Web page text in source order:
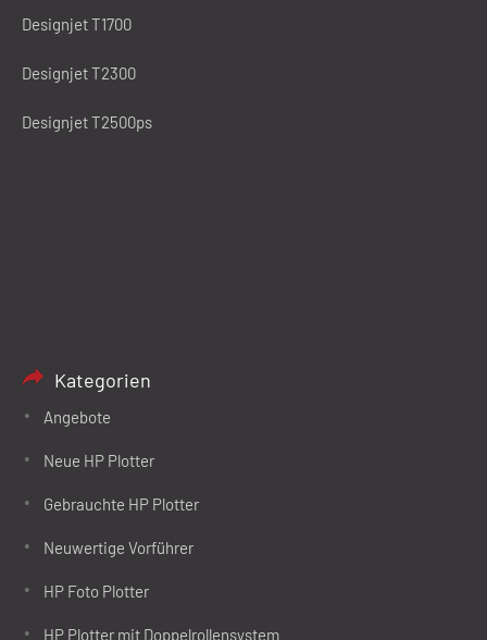
Designjet T1700
Designjet T2300
Designjet T2500ps
Kategorien
Angebote
Neue HP Plotter
Gebrauchte HP Plotter
Neuwertige Vorführer
HP Foto Plotter
HP Plotter mit Doppelrollensystem